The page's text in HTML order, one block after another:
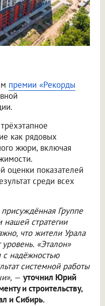
премии «Рекорды
как рядовых
жюри, включая
оценки показателей
среди всех
Группе
нашей стратегии
что жители Урала
«Эталон»
с надёжностью
системной работы
— уточнил Юрий
и строительству,
и Сибирь.